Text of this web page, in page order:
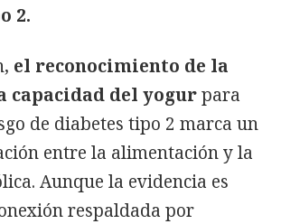
2.
el reconocimiento de la
capacidad del yogurpara
de diabetes tipo 2 marca un
entre la alimentación y la
Aunque la evidencia es
respaldada por